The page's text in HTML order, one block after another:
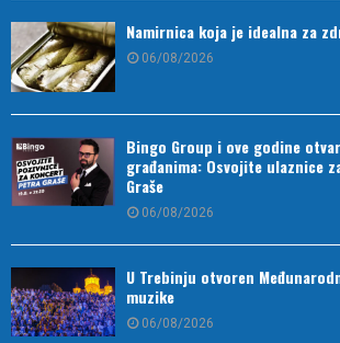
Namirnica koja je idealna za
06/08/2026
Bingo Group i ove godine
građanima: Osvojite ulaznice
Graše
06/08/2026
U Trebinju otvoren
muzike
06/08/2026